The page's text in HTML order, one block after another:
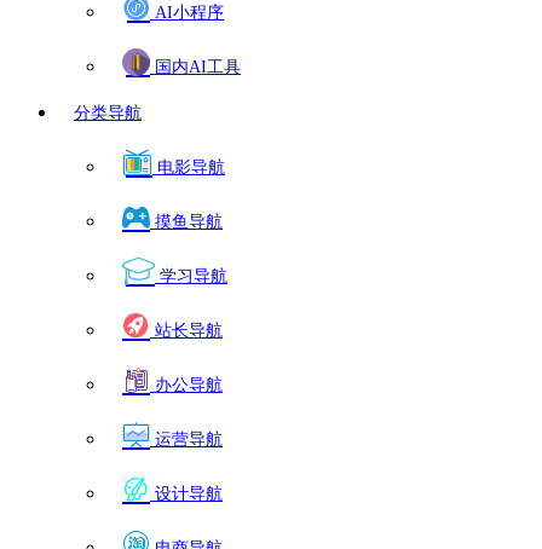
AI小程序
国内AI工具
分类导航
电影导航
摸鱼导航
学习导航
站长导航
办公导航
运营导航
设计导航